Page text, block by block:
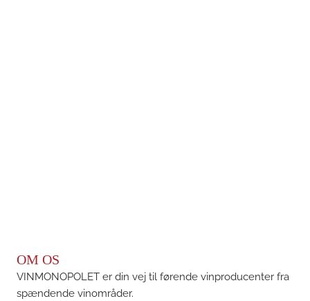
OM OS
VINMONOPOLET er din vej til førende vinproducenter fra
spændende vinområder.